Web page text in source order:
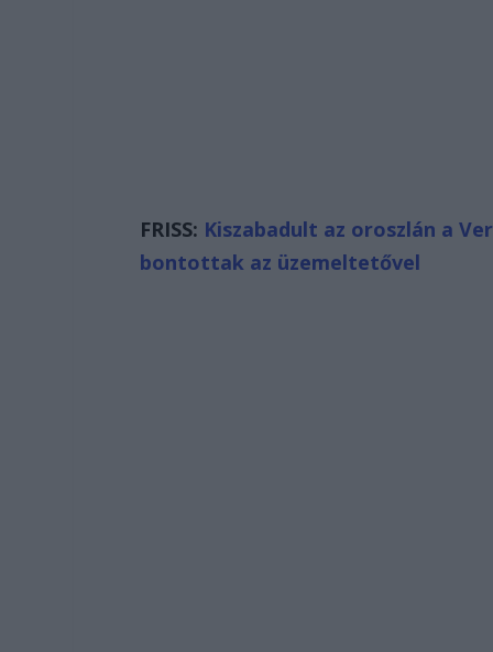
FRISS: Kiszabadult az oroszlán a
bontottak az üzemeltetővel